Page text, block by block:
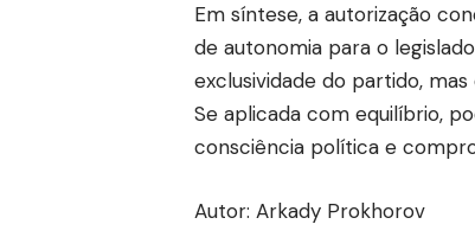
Em síntese, a autorização
de autonomia para o
exclusividade do partido,
Se aplicada com equilíbrio,
consciência política e
Autor: Arkady Prokhorov